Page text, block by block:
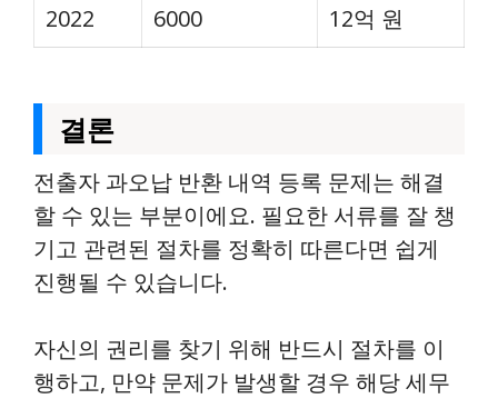
2022
6000 12억 원
결론
전출자 과오납 반환 내역 등록 문제는 해결
할 수 있는 부분이에요. 필요한 서류를 잘 챙
기고 관련된 절차를 정확히 따른다면 쉽게
진행될 수 있습니다.
자신의 권리를 찾기 위해 반드시 절차를 이
행하고, 만약 문제가 발생할 경우 해당 세무